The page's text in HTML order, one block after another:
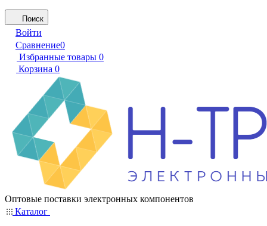
Поиск
Войти
Сравнение0
Избранные товары 0
Корзина 0
Оптовые поставки электронных компонентов
Каталог